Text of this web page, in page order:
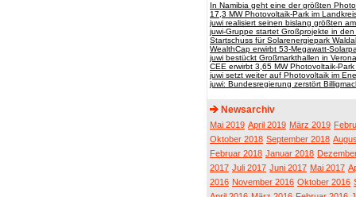
In Namibia geht eine der größten
17,3 MW Photovoltaik-Park im
juwi realisiert seinen bislang größten
juwi-Gruppe startet Großprojekte in den
Startschuss für Solarenergiepark
WealthCap erwirbt 53-Megawatt-
juwi bestückt Großmarkthallen in
CEE erwirbt 3,65 MW Photovoltaik-
juwi setzt weiter auf Photovoltaik im
juwi: Bundesregierung zerstört
Newsarchiv
Mai 2019 April 2019 März 2019
Oktober 2018 September 2018
Februar 2018 Januar 2018
2017 Juli 2017 Juni 2017 Mai 2017
2016 November 2016 Oktober 2016